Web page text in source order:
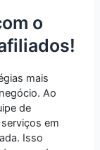
o
mais
Ao
de
em
Isso